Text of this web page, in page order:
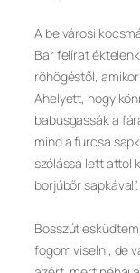
A belvárosi
Bar felírat
röhögéstől,
Ahelyett, hogy
babusgassák a
mind a furcsa
szólássá lett attól
borjúbőr sapkával”.
Bosszút
fogom viselni, de